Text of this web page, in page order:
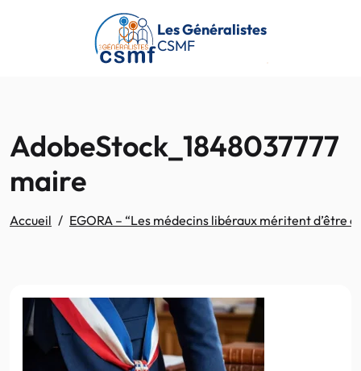
Passer au contenu principal
Les Généralistes
CSMF
AdobeStock_1848037777
maire
Accueil EGORA – “Les médecins libéraux méritent d’être